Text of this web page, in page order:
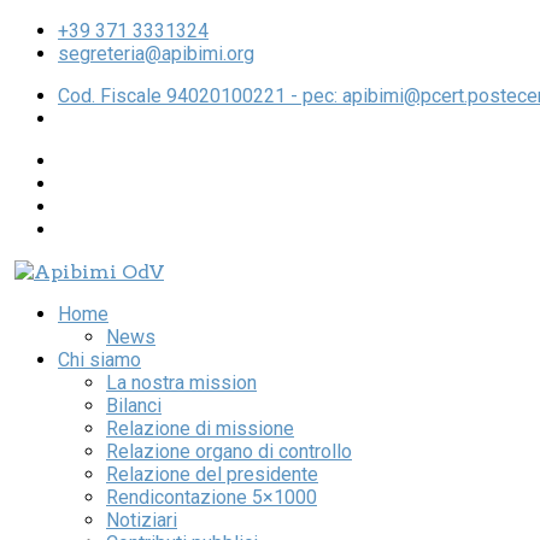
+39 371 3331324
segreteria@apibimi.org
Cod. Fiscale 94020100221 - pec:
Home
News
Chi siamo
La nostra mission
Bilanci
Relazione di missione
Relazione organo di controllo
Relazione del presidente
Rendicontazione 5×1000
Notiziari